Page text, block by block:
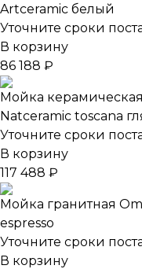
Artceramic белый
Уточните сроки
В корзину
86 188 ₽
Мойка керамическая
Natceramic toscana
Уточните сроки
В корзину
117 488 ₽
Мойка гранитная
espresso
Уточните сроки
В корзину